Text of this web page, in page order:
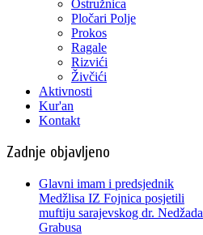
Ostružnica
Pločari Polje
Prokos
Ragale
Rizvići
Živčići
Aktivnosti
Kur'an
Kontakt
Zadnje objavljeno
Glavni imam i predsjednik
Medžlisa IZ Fojnica posjetili
muftiju sarajevskog dr. Nedžada
Grabusa